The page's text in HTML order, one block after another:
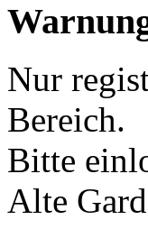
Nur
Bereich.
Bitte
Alte